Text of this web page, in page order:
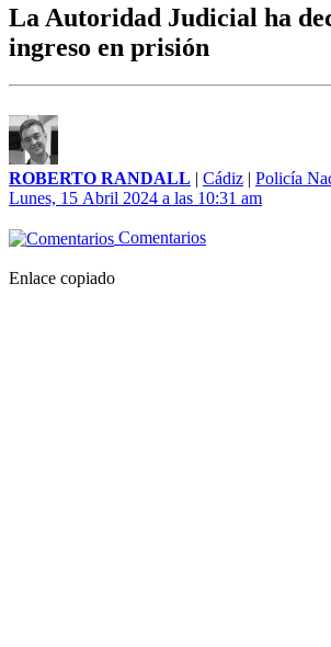
La Autoridad Judicial ha
ingreso en prisión
ROBERTO RANDALL | Cádiz | Policía
Lunes, 15 Abril 2024 a las 10:31 am
Comentarios
Enlace copiado